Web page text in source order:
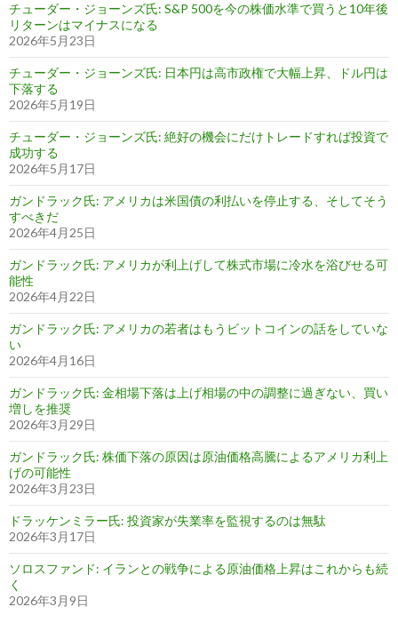
チューダー・ジョーンズ氏: S&P 500を今の株価水準で買うと10年後
リターンはマイナスになる
2026年5月23日
チューダー・ジョーンズ氏: 日本円は高市政権で大幅上昇、ドル円は
下落する
2026年5月19日
チューダー・ジョーンズ氏: 絶好の機会にだけトレードすれば投資で
成功する
2026年5月17日
ガンドラック氏: アメリカは米国債の利払いを停止する、そしてそう
すべきだ
2026年4月25日
ガンドラック氏: アメリカが利上げして株式市場に冷水を浴びせる可
能性
2026年4月22日
ガンドラック氏: アメリカの若者はもうビットコインの話をしていな
い
2026年4月16日
ガンドラック氏: 金相場下落は上げ相場の中の調整に過ぎない、買い
増しを推奨
2026年3月29日
ガンドラック氏: 株価下落の原因は原油価格高騰によるアメリカ利上
げの可能性
2026年3月23日
ドラッケンミラー氏: 投資家が失業率を監視するのは無駄
2026年3月17日
ソロスファンド: イランとの戦争による原油価格上昇はこれからも続
く
2026年3月9日